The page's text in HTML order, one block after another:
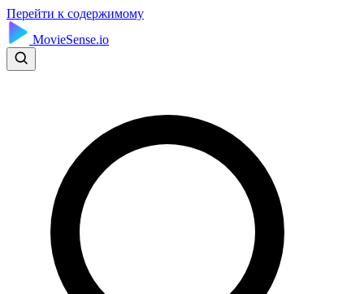
Перейти к содержимому
MovieSense.io